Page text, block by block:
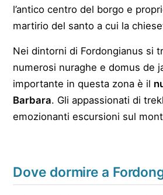
l’antico centro del borgo e
martirio del santo a cui la
Nei dintorni di Fordongianus si
numerosi nuraghe e domus de
importante in questa zona è il
Barbara. Gli appassionati di
emozionanti escursioni sul
Dove dormire a